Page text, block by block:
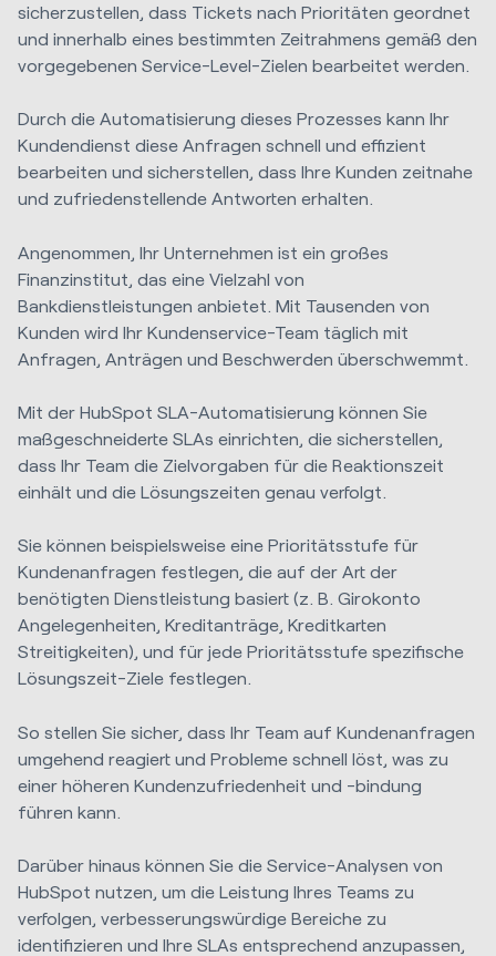
sicherzustellen, dass Tickets nach Prioritäten geordnet
und innerhalb eines bestimmten Zeitrahmens gemäß den
vorgegebenen Service-Level-Zielen bearbeitet werden.
Durch die Automatisierung dieses Prozesses kann Ihr
Kundendienst diese Anfragen schnell und effizient
bearbeiten und sicherstellen, dass Ihre Kunden zeitnahe
und zufriedenstellende Antworten erhalten.
Angenommen, Ihr Unternehmen ist ein großes
Finanzinstitut, das eine Vielzahl von
Bankdienstleistungen anbietet. Mit Tausenden von
Kunden wird Ihr Kundenservice-Team täglich mit
Anfragen, Anträgen und Beschwerden überschwemmt.
Mit der HubSpot SLA-Automatisierung können Sie
maßgeschneiderte SLAs einrichten, die sicherstellen,
dass Ihr Team die Zielvorgaben für die Reaktionszeit
einhält und die Lösungszeiten genau verfolgt.
Sie können beispielsweise eine Prioritätsstufe für
Kundenanfragen festlegen, die auf der Art der
benötigten Dienstleistung basiert (z. B. Girokonto
Angelegenheiten, Kreditanträge, Kreditkarten
Streitigkeiten), und für jede Prioritätsstufe spezifische
Lösungszeit-Ziele festlegen.
So stellen Sie sicher, dass Ihr Team auf Kundenanfragen
umgehend reagiert und Probleme schnell löst, was zu
einer höheren Kundenzufriedenheit und -bindung
führen kann.
Darüber hinaus können Sie die Service-Analysen von
HubSpot nutzen, um die Leistung Ihres Teams zu
verfolgen, verbesserungswürdige Bereiche zu
identifizieren und Ihre SLAs entsprechend anzupassen,